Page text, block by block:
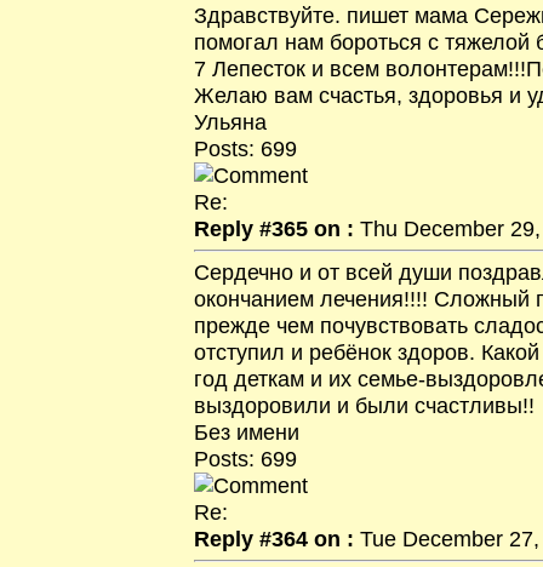
Здравствуйте. пишет мама
помогал нам бороться с
7 Лепесток и всем
Желаю вам счастья, здоровья и
Ульяна
Posts: 699
Re:
Reply #365 on : Thu December
Сердечно и от всей души
окончанием лечения!!!! Сложный
прежде чем почувствовать
отступил и ребёнок здоров.
год деткам и их семье-
выздоровили и были счастливы!!
Без имени
Posts: 699
Re:
Reply #364 on : Tue December